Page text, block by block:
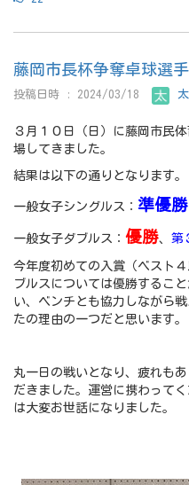
藤岡市長杯争奪卓球選
投稿日時 : 2024/03/18
３月１０日（日）に藤岡市民
場してきました。
結果は以下の通りとなります。
一般女子シングルス： 準優勝
一般女子ダブルス： 優勝、 第
今年度初めての入賞（ベスト
ブルスについては優勝するこ
い、ベンチとも協力しながら
たの理由の一つだと思います。
丸一日の戦いとなり、疲れも
だきました。運営に携わって
は大変お世話になりました。